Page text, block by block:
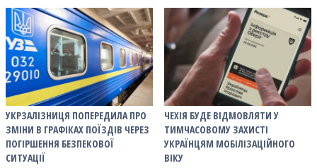
УКРЗАЛІЗНИЦЯ ПОПЕРЕДИЛА ПРО
ЗМІНИ В ГРАФІКАХ ПОЇЗДІВ ЧЕРЕЗ
ПОГІРШЕННЯ БЕЗПЕКОВОЇ
СИТУАЦІЇ
ЧЕХІЯ БУДЕ ВІДМОВЛЯТИ У
ТИМЧАСОВОМУ ЗАХИСТІ
УКРАЇНЦЯМ МОБІЛІЗАЦІЙНОГО
ВІКУ